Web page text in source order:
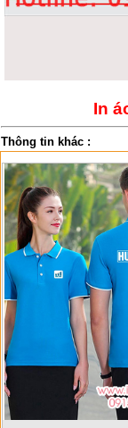
In
Thông tin khác :